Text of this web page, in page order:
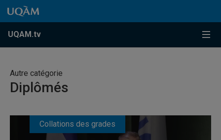
Accéder au contenu
Accéder au menu principal
Accéder à la recherche
Accéder au contenu
Accéder au menu principal
UQAM.tv
Autre catégorie
Diplômés
Collations des grades